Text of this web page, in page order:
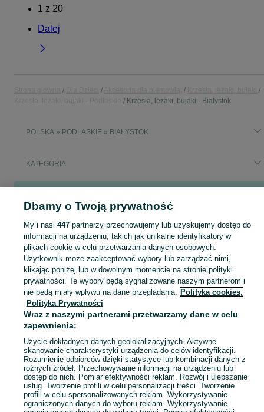
1 z 20
Dalej
Krzesła, leżaki, bujaki - Białystok
POLSKA » PODLASKIE » BIAŁYSTOK
KATEGORIA
Popularne wyszukiwania
kindercraft neste air kinderkcraft neste air
Krzesełka do karmienia, leżaczki i bujaczki elektryczne oraz siedziska do nauki siedzenia dla niemowląt. Przeglądaj ogłoszenia na OLX.pl.
Mapa kategorii
Mapa miejscowości
Mapa ministron
Popularne wyszukiwania
Dbamy o Twoją prywatność
My i nasi 447partnerzy przechowujemy lub uzyskujemy dostęp do
informacji na urządzeniu, takich jak unikalne identyfikatory w
plikach cookie w celu przetwarzania danych osobowych.
Użytkownik może zaakceptować wybory lub zarządzać nimi,
klikając poniżej lub w dowolnym momencie na stronie polityki
prywatności. Te wybory będą sygnalizowane naszym partnerom i
nie będą miały wpływu na dane przeglądania. Polityka cookies,
Polityka Prywatności
Wraz z naszymi partnerami przetwarzamy dane w celu
zapewnienia:
Użycie dokładnych danych geolokalizacyjnych. Aktywne
skanowanie charakterystyki urządzenia do celów identyfikacji.
Rozumienie odbiorców dzięki statystyce lub kombinacji danych z
różnych źródeł. Przechowywanie informacji na urządzeniu lub
dostęp do nich. Pomiar efektywności reklam. Rozwój i ulepszanie
usług. Tworzenie profili w celu personalizacji treści. Tworzenie
profili w celu spersonalizowanych reklam. Wykorzystywanie
ograniczonych danych do wyboru reklam. Wykorzystywanie